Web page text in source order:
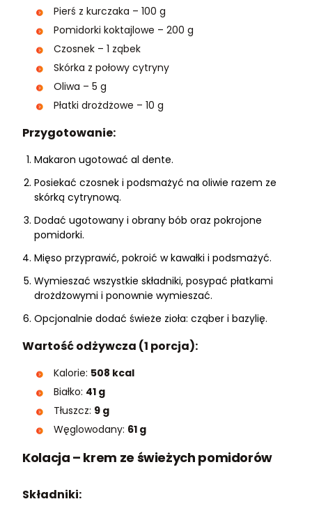
Pierś z kurczaka – 100 g
Pomidorki koktajlowe – 200 g
Czosnek – 1 ząbek
Skórka z połowy cytryny
Oliwa – 5 g
Płatki drożdżowe – 10 g
Przygotowanie:
Makaron ugotować al dente.
Posiekać czosnek i podsmażyć na oliwie razem ze
skórką cytrynową.
Dodać ugotowany i obrany bób oraz pokrojone
pomidorki.
Mięso przyprawić, pokroić w kawałki i podsmażyć.
Wymieszać wszystkie składniki, posypać płatkami
drożdżowymi i ponownie wymieszać.
Opcjonalnie dodać świeże zioła: cząber i bazylię.
Wartość odżywcza (1 porcja):
Kalorie: 508 kcal
Białko: 41 g
Tłuszcz: 9 g
Węglowodany: 61 g
Kolacja – krem ze świeżych pomidorów
Składniki: